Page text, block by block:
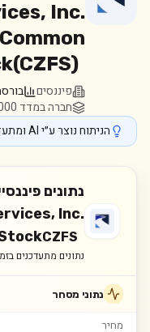
Inc.
Common
(CZFS)
פיננסים
חברה במדד Russell 2000
הניתוח נוצר ע״י AI ומתעדכן בזמן אמת
נתונים
Inc.
CZFS
נתונים מתעדכנים
נתוני מסחר
מחיר